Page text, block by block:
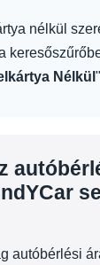
nélkül
Nélkül
autóbérlési